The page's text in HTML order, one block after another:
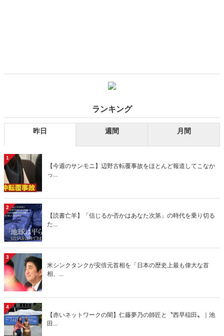
ランキング
昨日 週間 月間
1
【今週のサンモニ】辺野古転覆事故をほとんど報道してこなか
っ...
2
【読書亡羊】「信じるか否かはあなた次第」の時代を乗り切る
た...
3
米シンクタンクが安倍元首相を「日本の歴史上最も偉大な首
相、...
4
【赤いネットワークの闇】仁藤夢乃の師匠と〝西早稲田〟｜池
田...